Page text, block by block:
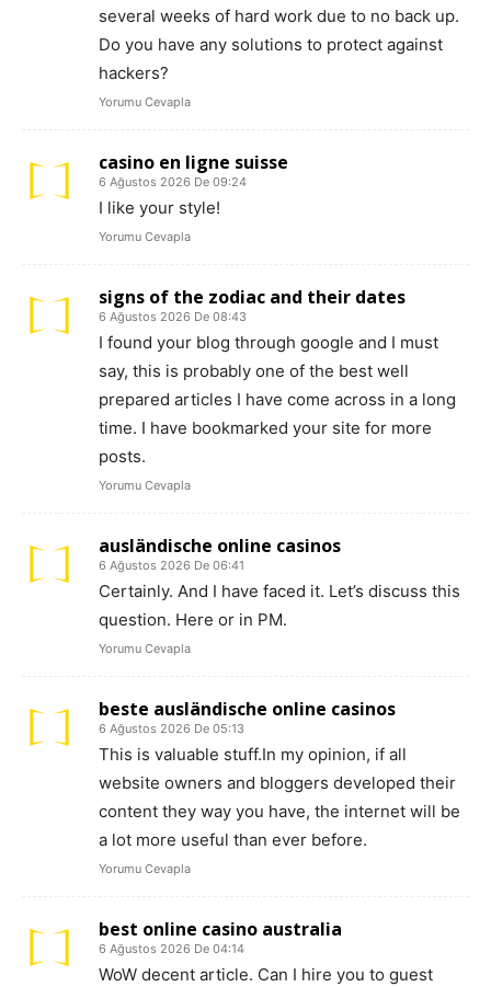
several weeks of hard work due to no back up.
Do you have any solutions to protect against
hackers?
Yorumu Cevapla
casino en ligne suisse
6 Ağustos 2026 De 09:24
I like your style!
Yorumu Cevapla
signs of the zodiac and their dates
6 Ağustos 2026 De 08:43
I found your blog through google and I must
say, this is probably one of the best well
prepared articles I have come across in a long
time. I have bookmarked your site for more
posts.
Yorumu Cevapla
ausländische online casinos
6 Ağustos 2026 De 06:41
Certainly. And I have faced it. Let’s discuss this
question. Here or in PM.
Yorumu Cevapla
beste ausländische online casinos
6 Ağustos 2026 De 05:13
This is valuable stuff.In my opinion, if all
website owners and bloggers developed their
content they way you have, the internet will be
a lot more useful than ever before.
Yorumu Cevapla
best online casino australia
6 Ağustos 2026 De 04:14
WoW decent article. Can I hire you to guest